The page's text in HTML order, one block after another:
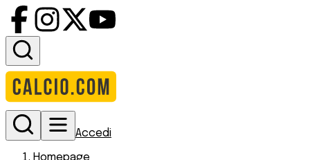
Accedi
Homepage